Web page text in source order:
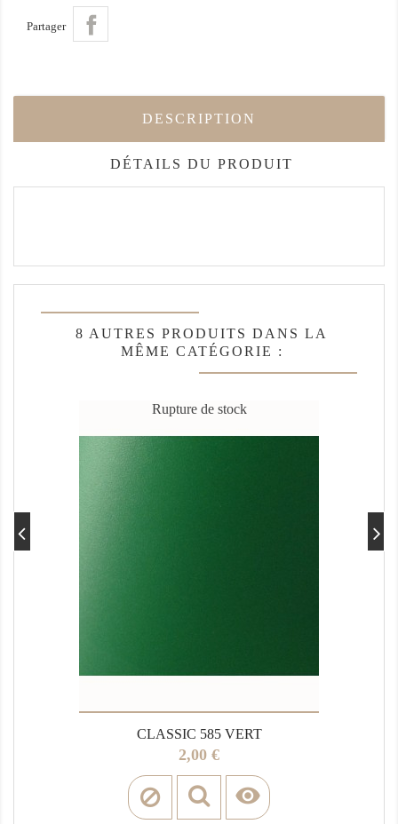
Partager
DESCRIPTION
DÉTAILS DU PRODUIT
8 AUTRES PRODUITS DANS LA
MÊME CATÉGORIE :
Rupture de stock
CLASSIC 585 VERT
Prix
2,00 €
